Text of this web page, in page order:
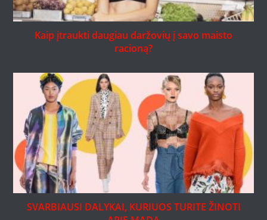
Kaip įtraukti daugiau daržovių į savo maisto
racioną?
SVARBIAUSI DALYKAI, KURIUOS TURITE ŽINOTI